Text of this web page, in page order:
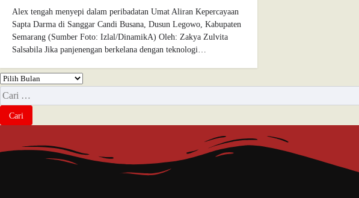
Alex tengah menyepi dalam peribadatan Umat Aliran Kepercayaan
Sapta Darma di Sanggar Candi Busana, Dusun Legowo, Kabupaten
Semarang (Sumber Foto: Izlal/DinamikA) Oleh: Zakya Zulvita
Salsabila Jika panjenengan berkelana dengan teknologi…